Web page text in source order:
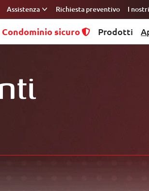
Assistenza Richiesta preventivo I
Condominio sicuro Prodotti